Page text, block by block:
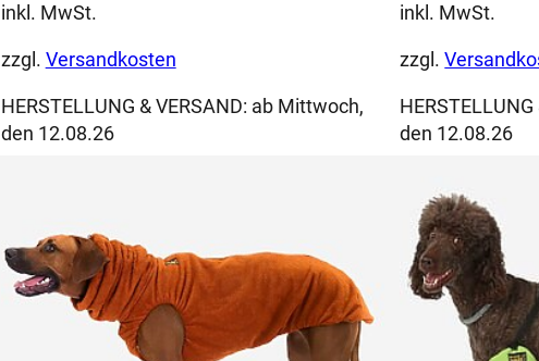
inkl. MwSt.
zzgl. Versandkosten
HERSTELLUNG & VERSAND: ab Mittwoch,
den 12.08.26
inkl. MwSt.
zzgl.
HERSTELLUNG
den 12.08.26